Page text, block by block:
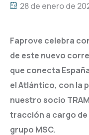
28 de enero de
Faprove celebra
de este nuevo
que conecta
el Atlántico, con la
nuestro socio
tracción a cargo
grupo MSC.